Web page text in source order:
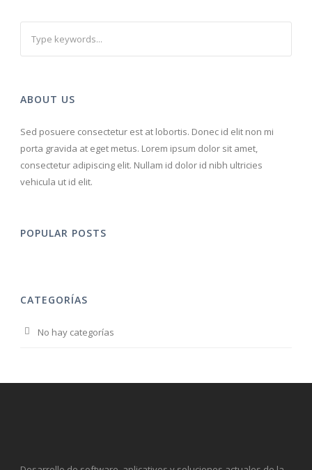
ABOUT US
Sed posuere consectetur est at lobortis. Donec id elit non mi
porta gravida at eget metus. Lorem ipsum dolor sit amet,
consectetur adipiscing elit. Nullam id dolor id nibh ultricies
vehicula ut id elit.
POPULAR POSTS
CATEGORÍAS
No hay categorías